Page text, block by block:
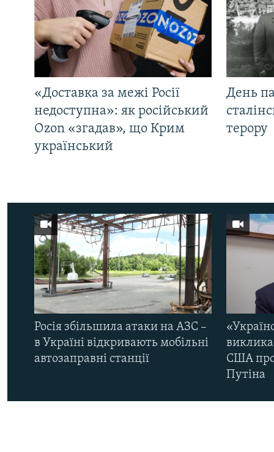
«Доставка за межі Росії
недоступна»: як російський
Ozon «згадав», що Крим
український
День
терору
Росія збільшила атаки на АЗС –
в Україні відкривають мобільні
автозаправні станції
США про
Путіна